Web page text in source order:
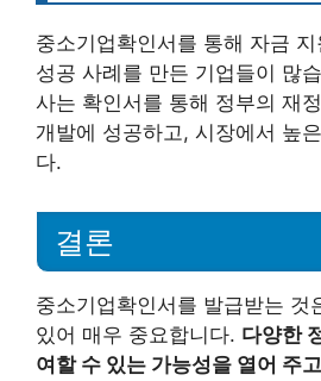
중소기업확인서를 통해 자금
성공 사례를 만든 기업들이 많
사는 확인서를 통해 정부의 재
개발에 성공하고, 시장에서 높
다.
결론
중소기업확인서를 발급받는 것
있어 매우 중요합니다. 다양한
여할 수 있는 가능성을 열어 주